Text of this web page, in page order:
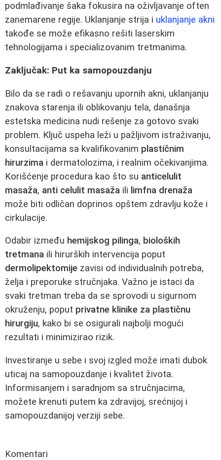
podmlađivanje šaka fokusira na oživljavanje often
zanemarene regije. Uklanjanje strija i uklanjanje akni
takođe se može efikasno rešiti laserskim
tehnologijama i specializovanim tretmanima.
Zaključak: Put ka samopouzdanju
Bilo da se radi o rešavanju upornih akni, uklanjanju
znakova starenja ili oblikovanju tela, današnja
estetska medicina nudi rešenje za gotovo svaki
problem. Ključ uspeha leži u pažljivom istraživanju,
konsultacijama sa kvalifikovanim plastičnim
hirurzima i dermatolozima, i realnim očekivanjima.
Korišćenje procedura kao što su anticelulit
masaža, anti celulit masaža ili limfna drenaža
može biti odličan doprinos opštem zdravlju kože i
cirkulacije.
Odabir između hemijskog pilinga, bioloških
tretmana ili hirurških intervencija poput
dermolipektomije zavisi od individualnih potreba,
želja i preporuke stručnjaka. Važno je istaci da
svaki tretman treba da se sprovodi u sigurnom
okruženju, poput privatne klinike za plastičnu
hirurgiju, kako bi se osigurali najbolji mogući
rezultati i minimizirao rizik.
Investiranje u sebe i svoj izgled može imati dubok
uticaj na samopouzdanje i kvalitet života.
Informisanjem i saradnjom sa stručnjacima,
možete krenuti putem ka zdravijoj, srećnijoj i
samopouzdanijoj verziji sebe.
Komentari